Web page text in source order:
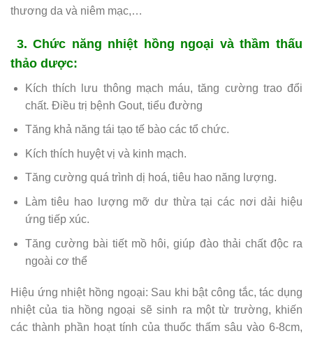
thương da và niêm mạc,…
3. Chức năng nhiệt hồng ngoại và thầm thấu
thảo dược:
Kích thích lưu thông mạch máu, tăng cường trao đổi
chất. Điều trị bệnh Gout, tiểu đường
Tăng khả năng tái tạo tế bào các tổ chức.
Kích thích huyệt vị và kinh mạch.
Tăng cường quá trình dị hoá, tiêu hao năng lượng.
Làm tiêu hao lượng mỡ dư thừa tại các nơi dải hiệu
ứng tiếp xúc.
Tăng cường bài tiết mồ hôi, giúp đào thải chất độc ra
ngoài cơ thể
Hiệu ứng nhiệt hồng ngoại: Sau khi bật công tắc, tác dụng
nhiệt của tia hồng ngoại sẽ sinh ra một từ trường, khiến
các thành phần hoạt tính của thuốc thấm sâu vào 6-8cm,